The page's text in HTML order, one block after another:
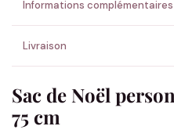
Informations complémentaires
Livraison
Sac de Noël
75 cm